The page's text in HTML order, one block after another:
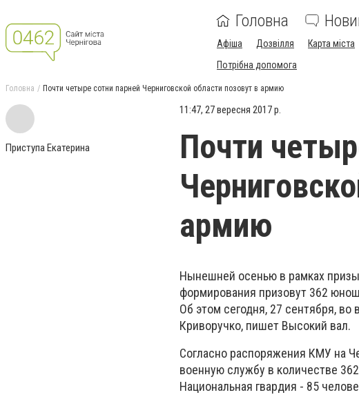
Головна
Афіша Дозвілля Карта міста
Потрібна допомога
Головна Почти четыре сотни парней Черниговской области позовут в армию
Приступа Екатерина
11:47, 27 вересня 2017 р.
Почти
армию
Нынешней осенью в рамках
формирования призовут 362
Об этом сегодня, 27 сентября,
Криворучко, пишет Высокий вал.
Согласно распоряжения КМУ на
военную службу в количестве
Национальная гвардия - 85